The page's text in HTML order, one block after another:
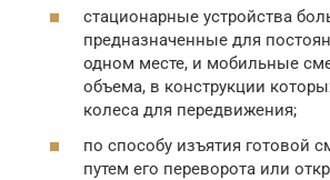
стационарные устройства
предназначенные для
одном месте, и мобильные
объема, в конструкции
колеса для передвижения;
по способу изъятия готовой
путем его переворота или